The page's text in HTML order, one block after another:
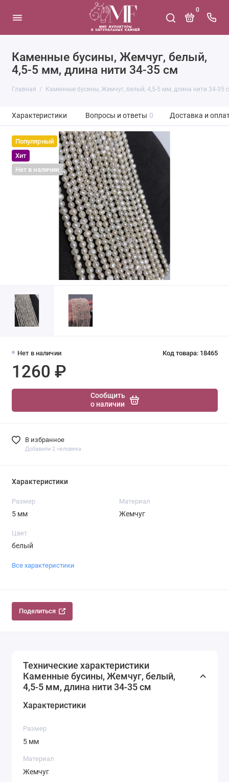
0
Каменные бусины, Жемчуг, белый,
4,5-5 мм, длина нити 34-35 см
Главная Каменные бусины, Жемчуг, белый, 4,5-5 мм, длина нити 34-35
Характеристики Вопросы и ответы 0 Доставка и
Популярный
Хит
Нет в наличии
Нет в наличии Код товара: 18465
1260 ₽
Сообщить
о наличии
В избранное
Добавили 2 человека
Характеристики
Размер
5 мм
Материал
Жемчуг
Цвет
белый
Все характеристики
Поделиться
Технические характеристики
Каменные бусины, Жемчуг, белый,
4,5-5 мм, длина нити 34-35 см
Характеристики
Размер
5 мм
Материал
Жемчуг